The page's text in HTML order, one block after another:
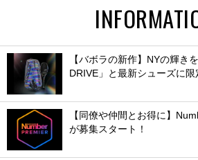
【バボラの新作】NYの輝き
DRIVE」と最新シューズに
【同僚や仲間とお得に】
が募集スタート！